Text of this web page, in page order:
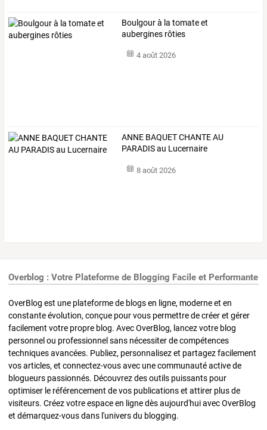
Boulgour à la tomate et
aubergines rôties
4 août 2026
ANNE BAQUET CHANTE AU
PARADIS au Lucernaire
8 août 2026
Overblog : Votre Plateforme de Blogging Facile et Performante
OverBlog est une plateforme de blogs en ligne, moderne et en
constante évolution, conçue pour vous permettre de créer et gérer
facilement votre propre blog. Avec OverBlog, lancez votre blog
personnel ou professionnel sans nécessiter de compétences
techniques avancées. Publiez, personnalisez et partagez facilement
vos articles, et connectez-vous avec une communauté active de
blogueurs passionnés. Découvrez des outils puissants pour
optimiser le référencement de vos publications et attirer plus de
visiteurs. Créez votre espace en ligne dès aujourd'hui avec OverBlog
et démarquez-vous dans l'univers du blogging.